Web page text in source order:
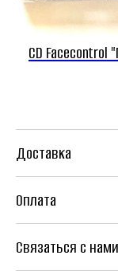
CD
Доставка
Оплата
Связаться с нами
Аудиокассеты